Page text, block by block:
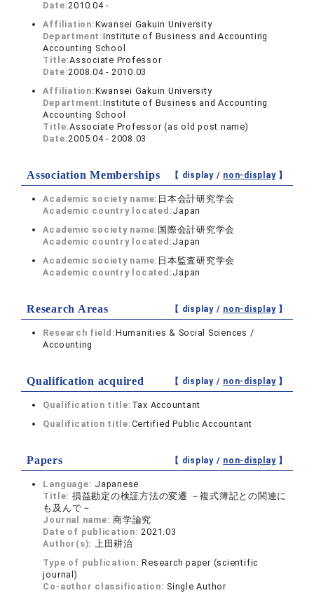
Date:2010.04 -
Affiliation:Kwansei Gakuin University
Department:Institute of Business and Accounting
Accounting School
Title:Associate Professor
Date:2008.04 - 2010.03
Affiliation:Kwansei Gakuin University
Department:Institute of Business and Accounting
Accounting School
Title:Associate Professor (as old post name)
Date:2005.04 - 2008.03
Association Memberships 【 display / non-display】
Academic society name: 日本会計研究学会
Academic country located:Japan
Academic society name: 国際会計研究学会
Academic country located:Japan
Academic society name: 日本監査研究学会
Academic country located:Japan
Research Areas 【 display / non-display】
Research field:Humanities & Social Sciences /
Accounting
Qualification acquired 【 display / non-display】
Qualification title: Tax Accountant
Qualification title:Certified Public Accountant
Papers 【 display / non-display】
Language: Japanese
Title: 損益勘定の検証方法の変遷 －複式簿記との関連に
も及んで－
Journal name:商学論究
Date of publication:2021.03
Author(s): 上田耕治
Type of publication:Research paper (scientific
journal)
Co-author classification: Single Author